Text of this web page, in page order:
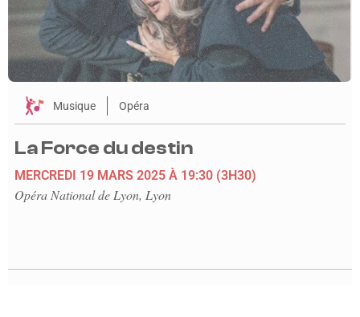
Musique Opéra
La Force du destin
MERCREDI 19 MARS 2025 À 19:30 (3H30)
Opéra National de Lyon, Lyon